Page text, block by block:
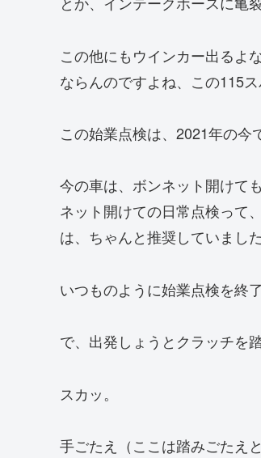
この他にもウインカー出るよ
ならんのですよね、この115ス
この始業点検は、2021年の今
今の車は、ボンネット開けて
ネット開けての日常点検って
は、ちゃんと推奨していました
いつものように始業点検を終
で、出発しょうとクラッチを踏
スカッ。
手ごたえ（ここは踏みごたえ